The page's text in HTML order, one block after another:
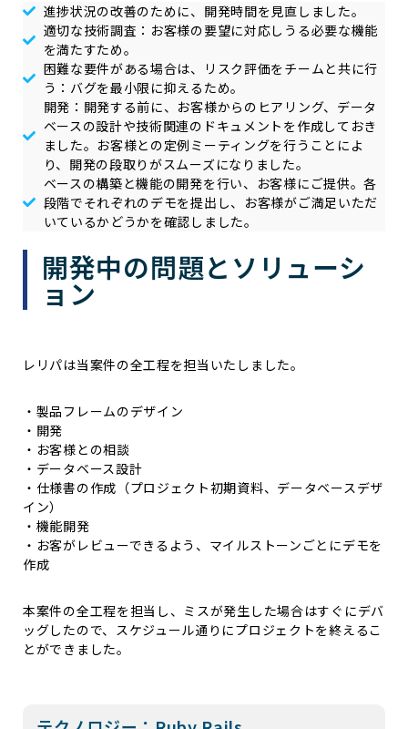
進捗状況の改善のために、開発時間を見直しました。
適切な技術調査：お客様の要望に対応しうる必要な機能
を満たすため。
困難な要件がある場合は、リスク評価をチームと共に行
う：バグを最小限に抑えるため。
開発：開発する前に、お客様からのヒアリング、データ
ベースの設計や技術関連のドキュメントを作成しておき
ました。お客様との定例ミーティングを行うことによ
り、開発の段取りがスムーズになりました。
ベースの構築と機能の開発を行い、お客様にご提供。各
段階でそれぞれのデモを提出し、お客様がご満足いただ
いているかどうかを確認しました。
開発中の問題とソリューシ
ョン
レリパは当案件の全工程を担当いたしました。
・製品フレームのデザイン
・開発
・お客様との相談
・データベース設計
・仕様書の作成（プロジェクト初期資料、データベースデザ
イン）
・機能開発
・お客がレビューできるよう、マイルストーンごとにデモを
作成
本案件の全工程を担当し、ミスが発生した場合はすぐにデバ
ッグしたので、スケジュール通りにプロジェクトを終えるこ
とができました。